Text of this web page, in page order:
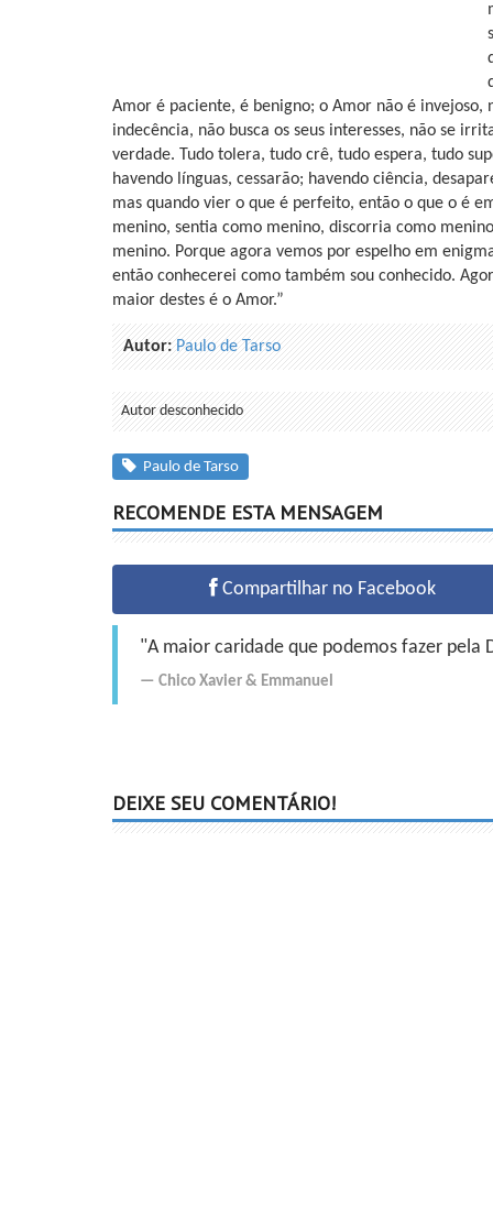
Amor é paciente, é benigno; o Amor não é
indecência, não busca os seus interesses, não se
verdade. Tudo tolera, tudo crê, tudo espera, tudo
havendo línguas, cessarão; havendo ciência,
mas quando vier o que é perfeito, então o que o é
menino, sentia como menino, discorria como
menino. Porque agora vemos por espelho em
então conhecerei como também sou conhecido.
maior destes é o Amor.”
Autor:Paulo de Tarso
Autor desconhecido
Paulo de Tarso
RECOMENDE ESTA MENSAGEM
Compartilhar no Facebook
"A maior caridade que podemos fazer pela
Chico Xavier & Emmanuel
DEIXE SEU COMENTÁRIO!